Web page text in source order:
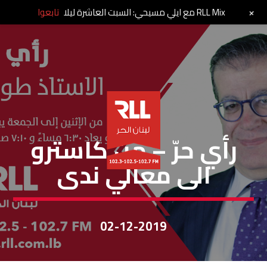
رأي حر
رأي حرّ – من كاسترو
الى معالي ندى
02-12-2019
RLL Mix مع ايلي مسيحي: السبت العاشرة ليلا تابعوا +